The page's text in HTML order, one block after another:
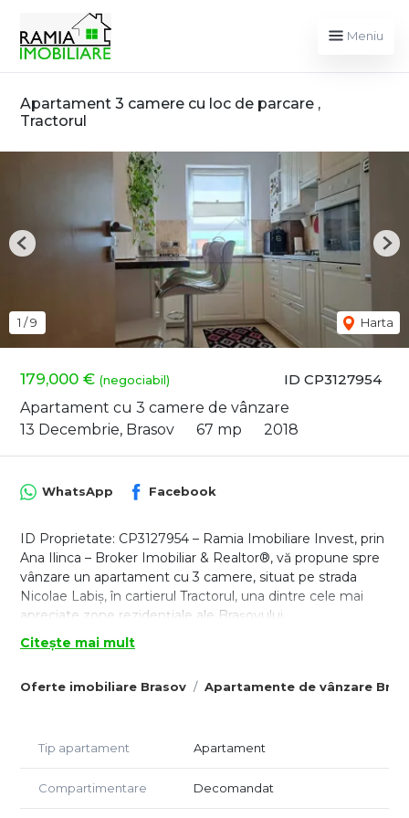
Meniu
Apartament 3 camere cu loc de parcare ,
Tractorul
ID CP3127954
179,000 € (negociabil)
Apartament cu 3 camere de vânzare
13 Decembrie, Brasov
67 mp 2018
1 /9 Harta
Previous
Oferte imobiliare Brasov Apartamente de vânzare
WhatsApp Facebook
ID Proprietate: CP3127954 – Ramia Imobiliare Invest, prin
Ana Ilinca – Broker Imobiliar & Realtor®, vă propune spre
vânzare un apartament cu 3 camere, situat pe strada
Nicolae Labiș, în cartierul Tractorul, una dintre cele mai
apreciate zone rezidențiale ale Brașovului.
Dacă vă doriți o locuință spațioasă, pregătită pentru
mutare imediată și amplasată într-o zonă modernă, cu
proprietate poate reprezenta alegerea ideală pentru
compartimentare practică, potrivită atât pentru familii, cât
și pentru cei care își doresc confort și funcționalitate.
Citește mai mult
Tip apartament Apartament
Compartimentare Decomandat